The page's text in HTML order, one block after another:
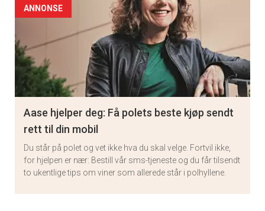
ANNONSE
Aase hjelper deg: Få polets beste kjøp sendt
rett til din mobil
Du står på polet og vet ikke hva du skal velge. Fortvil ikke,
for hjelpen er nær: Bestill vår sms-tjeneste og du får tilsendt
to ukentlige tips om viner som allerede står i polhyllene.